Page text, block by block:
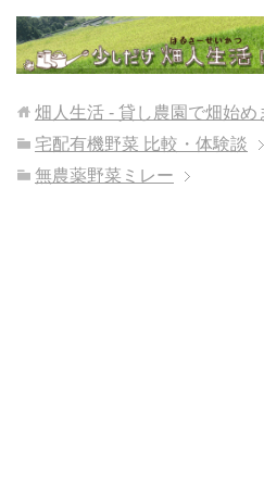
畑人生活 - 貸し農園で畑始め
宅配有機野菜 比較・体験談
無農薬野菜ミレー